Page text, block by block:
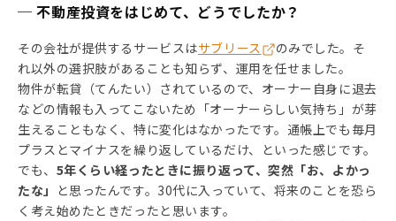
─ 不動産投資をはじめて、どうでしたか？
その会社が提供するサービスはサブリース
のみでした。そ
れ以外の選択肢があることも知らず、運用を任せました。
物件が転貸（てんたい）されているので、オーナー自身に退去
などの情報も入ってこないため「オーナーらしい気持ち」が芽
生えることもなく、特に変化はなかったです。通帳上でも毎月
プラスとマイナスを繰り返しているだけ、といった感じです。
でも、 5年くらい経ったときに振り返って、突然「お、よかっ
たな」
と思ったんです。30代に入っていて、将来のことを恐ら
く考え始めたときだったと思います。